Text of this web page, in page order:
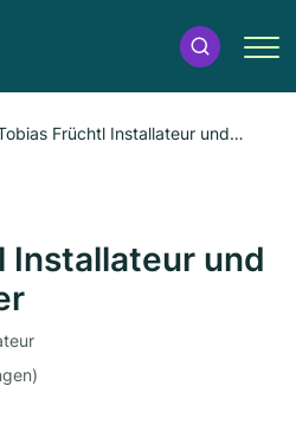
Früchtl Installateur und
Installateur und